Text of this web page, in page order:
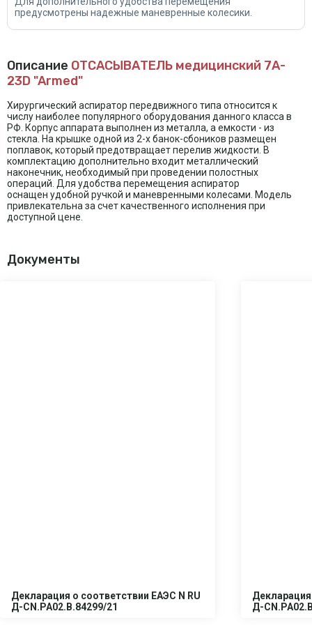
предусмотрены надежные маневренные колесики.
Описание ОТСАСЫВАТЕЛЬ медицинский 7A-
23D "Armed"
Хирургический аспиратор передвижного типа относится к
числу наиболее популярного оборудования данного класса в
РФ. Корпус аппарата выполнен из металла, а емкости - из
стекла. На крышке одной из 2-х банок-сбоников размещен
поплавок, который предотвращает перелив жидкости. В
комплектацию дополнительно входит металлический
наконечник, необходимый при проведении полостных
операций. Для удобства перемещения аспиратор
оснащен удобной ручкой и маневренными колесами. Модель
привлекательна за счет качественного исполнения при
доступной цене.
Документы
Декларация о соответствии ЕАЭС N RU
Д-CN.PA02.B.84299/21
Д-